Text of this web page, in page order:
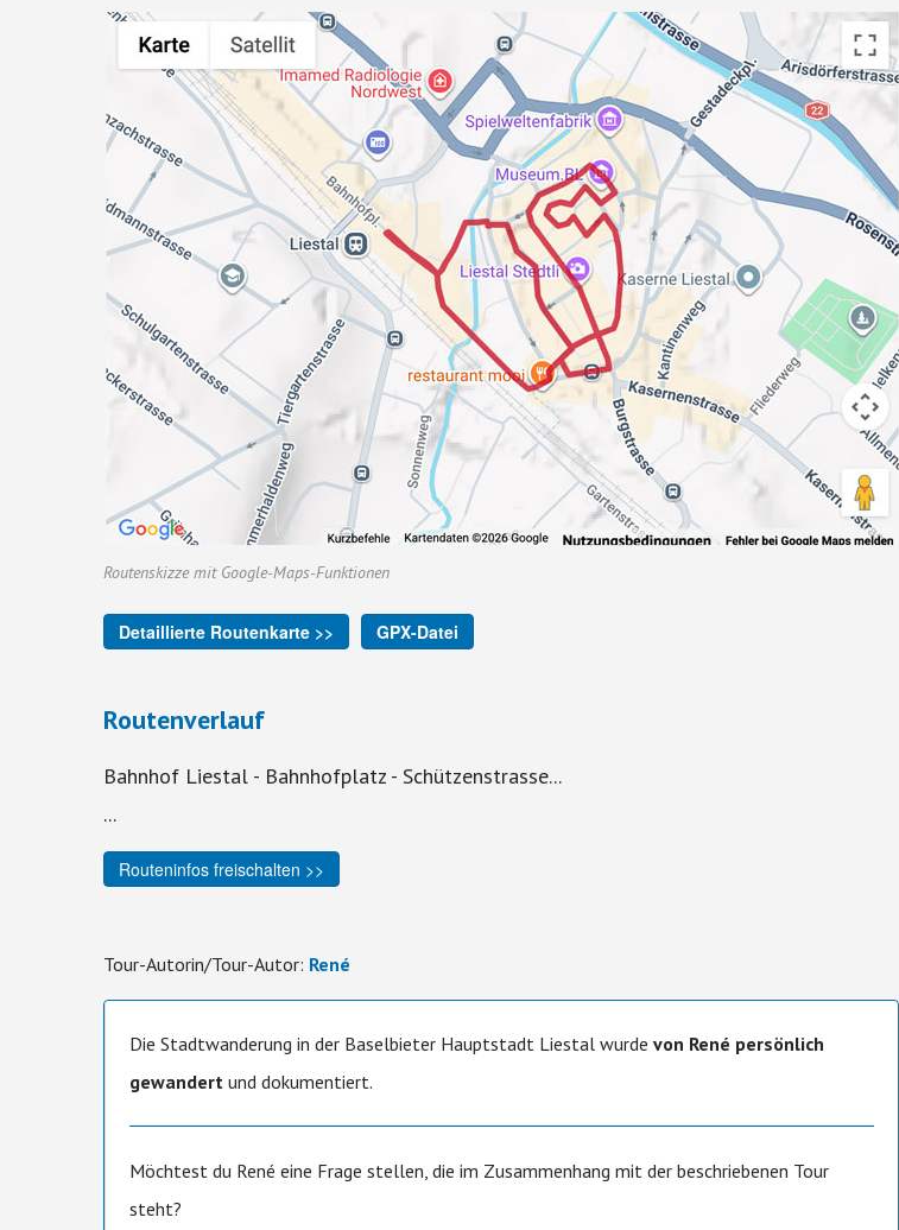
Routenskizze mit Google-Maps-Funktionen
Detaillierte Routenkarte >> GPX-Datei
Routenverlauf
Bahnhof Liestal - Bahnhofplatz - Schützenstrasse...
...
Routeninfos freischalten >>
Tour-Autorin/Tour-Autor: René
Die Stadtwanderung in der Baselbieter Hauptstadt Liestal wurde von René persönlich
gewandert und dokumentiert.
Möchtest du René eine Frage stellen, die im Zusammenhang mit der beschriebenen Tour
steht?